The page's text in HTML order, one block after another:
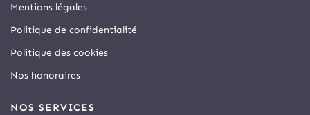
Mentions légales
Politique de confidentialité
Politique des cookies
Nos honoraires
NOS SERVICES